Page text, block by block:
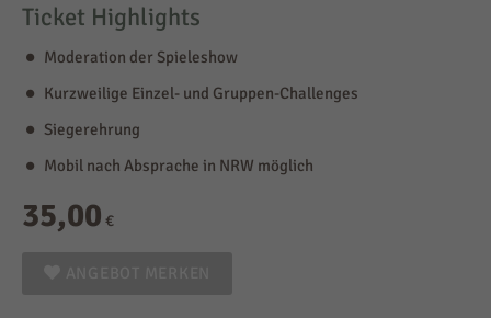
Ticket Highlights
Moderation der Spieleshow
Kurzweilige Einzel- und Gruppen-Challenges
Siegerehrung
Mobil nach Absprache in NRW möglich
35,00 €